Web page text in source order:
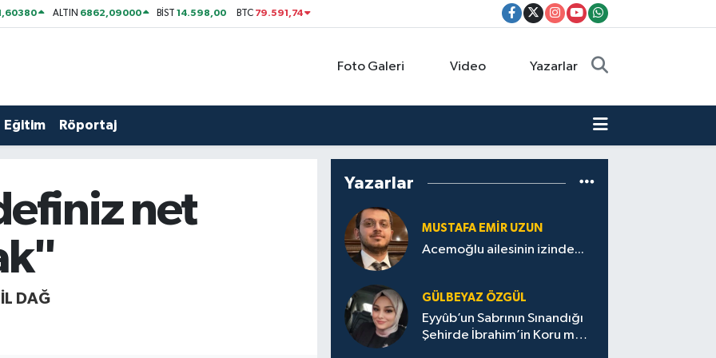
ALTIN 6862,09000 BİST14.598,00 BTC 79.591,74
Foto Galeri Video Yazarlar
Eğitim Röportaj
net
DAĞ
Yazarlar
MUSTAFA EMIR UZUN
Acemoğlu ailesinin izinde...
GÜLBEYAZ ÖZGÜL
Eyyûb’un Sabrının Sınandığı
Şehirde İbrahim’in Koru mu